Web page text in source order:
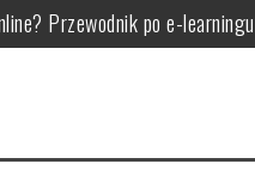
Przewodnik po e-
i zasadami minimalizmu
skuteczną analizę